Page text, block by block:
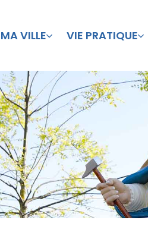
MA VILLE VIE PRATIQUE